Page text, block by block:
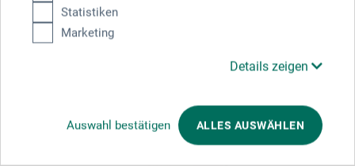
Statistiken
Marketing
Details zeigen
Auswahl bestätigen ALLES AUSWÄHLEN